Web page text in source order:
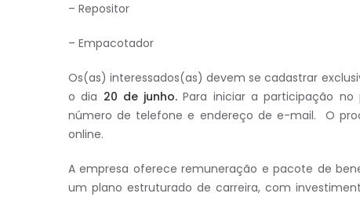
– Repositor
– Empacotador
Os(as) interessados(as) devem se cadastrar
o dia 20 de junho.Para iniciar a participação no
número de telefone e endereço de e-mail. O
online.
A empresa oferece remuneração e pacote de
um plano estruturado de carreira, com